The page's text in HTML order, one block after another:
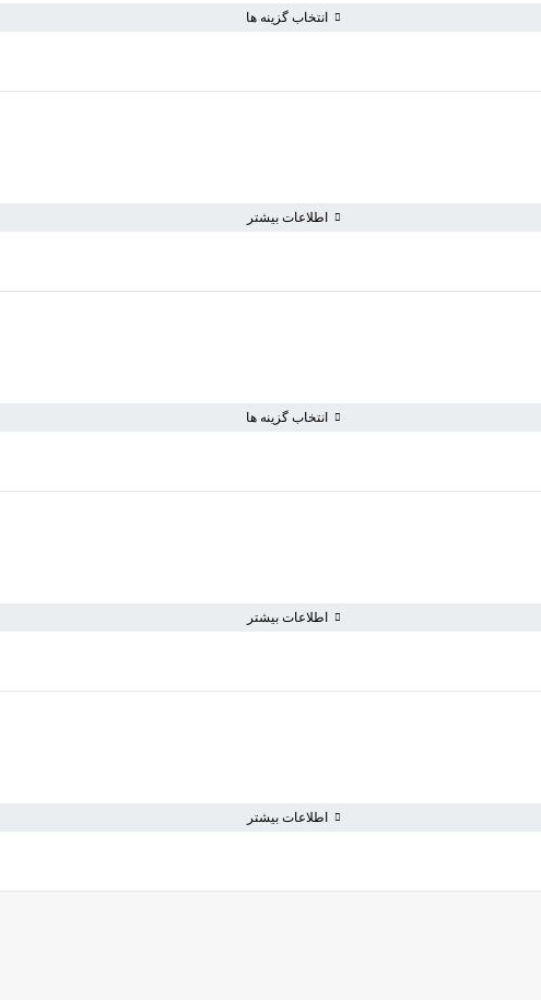
انتخاب گزینه ها
اطلاعات بیشتر
انتخاب گزینه ها
اطلاعات بیشتر
اطلاعات بیشتر